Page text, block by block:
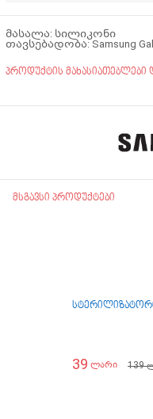
მასალა: სილიკონი
თავსებადობა: Samsung
პროდუქტის მახასიათებლები
მსგავსი პროდუქტები
სტერილიზატორი
39 ლარი 139